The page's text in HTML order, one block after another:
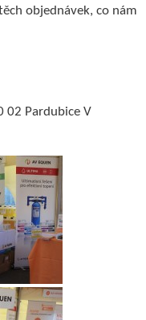
objednávek, co nám
02 Pardubice V